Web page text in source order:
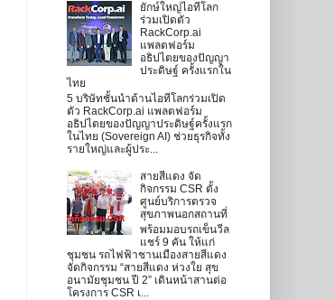
ยักษ์ใหญ่ไอทีโลก
ร่วมเปิดตัว
RackCorp.ai
แพลตฟอร์ม
อธิปไตยของปัญญา
ประดิษฐ์ ครั้งแรกใน
ไทย
5 บริษัทชั้นนำด้านไอทีโลกร่วมเปิด
ตัว RackCorp.ai แพลตฟอร์ม
อธิปไตยของปัญญาประดิษฐ์ครั้งแรก
ในไทย (Sovereign AI) ช่วยธุรกิจทั้ง
รายใหญ่และผู้ประ...
สายสีแดง จัด
กิจกรรม CSR ตั้ง
ศูนย์บริการตรวจ
สุขภาพนอกสถานที่
พร้อมมอบรถเข็นวีล
แชร์ 9 คัน ให้แก่
ชุมชน รถไฟฟ้าชานเมืองสายสีแดง
จัดกิจกรรม “สายสีแดง ห่วงใย สุข
อนามัยชุมชน ปี 2” เดินหน้าสานต่อ
โครงการ CSR เ...